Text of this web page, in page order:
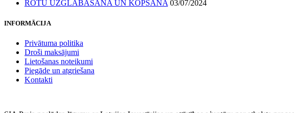
Jaunākās ziņas
KĀ IZVĒLĒTIES ROTAS JŪSU APĢĒRBAM
INFORMĀCIJA
Privātuma politika
Droši maksājumi
Kontakti